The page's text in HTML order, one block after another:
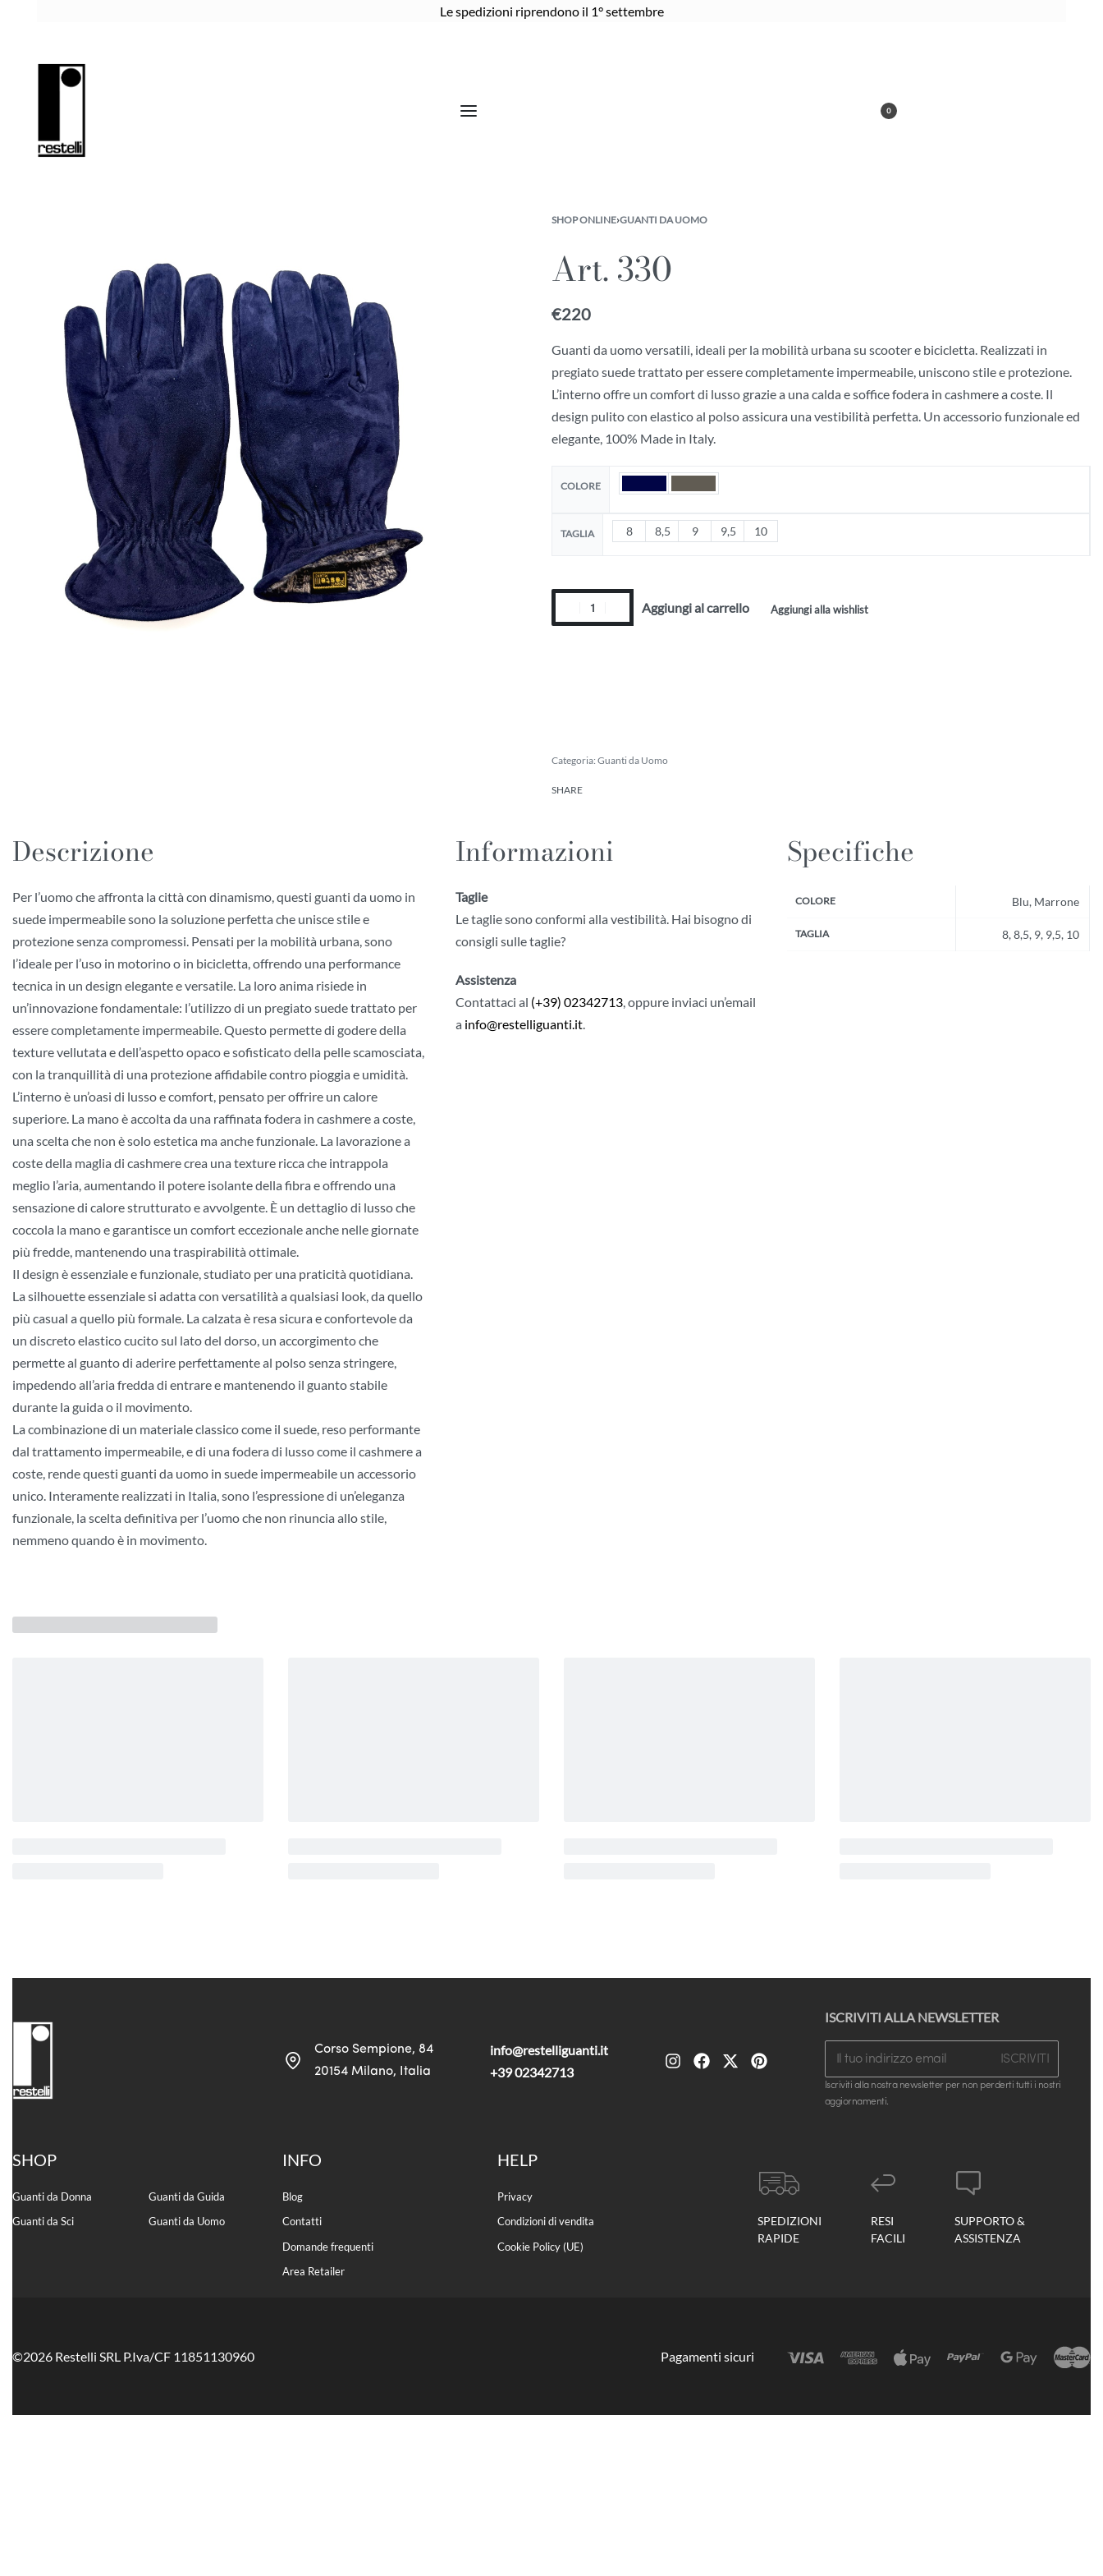
Le spedizioni riprendono il 1° settembre
0
SHOP ONLINE›GUANTI DA UOMO
Art. 330
€220
Guanti da uomo versatili, ideali per la mobilità urbana su scooter e bicicletta. Realizzati in
pregiato suede trattato per essere completamente impermeabile, uniscono stile e protezione.
L’interno offre un comfort di lusso grazie a una calda e soffice fodera in cashmere a coste. Il
design pulito con elastico al polso assicura una vestibilità perfetta. Un accessorio funzionale ed
elegante, 100% Made in Italy.
COLORE
TAGLIA 8 8,5 9 9,5 10
Aggiungi al carrello Aggiungi alla wishlist
Categoria: Guanti da Uomo
SHARE
Descrizione
Per l’uomo che affronta la città con dinamismo, questi guanti da uomo in
suede impermeabile sono la soluzione perfetta che unisce stile e
protezione senza compromessi. Pensati per la mobilità urbana, sono
l’ideale per l’uso in motorino o in bicicletta, offrendo una performance
tecnica in un design elegante e versatile. La loro anima risiede in
un’innovazione fondamentale: l’utilizzo di un pregiato suede trattato per
essere completamente impermeabile. Questo permette di godere della
texture vellutata e dell’aspetto opaco e sofisticato della pelle scamosciata,
con la tranquillità di una protezione affidabile contro pioggia e umidità.
L’interno è un’oasi di lusso e comfort, pensato per offrire un calore
superiore. La mano è accolta da una raffinata fodera in cashmere a coste,
una scelta che non è solo estetica ma anche funzionale. La lavorazione a
coste della maglia di cashmere crea una texture ricca che intrappola
meglio l’aria, aumentando il potere isolante della fibra e offrendo una
sensazione di calore strutturato e avvolgente. È un dettaglio di lusso che
coccola la mano e garantisce un comfort eccezionale anche nelle giornate
più fredde, mantenendo una traspirabilità ottimale.
Il design è essenziale e funzionale, studiato per una praticità quotidiana.
La silhouette essenziale si adatta con versatilità a qualsiasi look, da quello
più casual a quello più formale. La calzata è resa sicura e confortevole da
un discreto elastico cucito sul lato del dorso, un accorgimento che
permette al guanto di aderire perfettamente al polso senza stringere,
impedendo all’aria fredda di entrare e mantenendo il guanto stabile
durante la guida o il movimento.
La combinazione di un materiale classico come il suede, reso performante
dal trattamento impermeabile, e di una fodera di lusso come il cashmere a
coste, rende questi guanti da uomo in suede impermeabile un accessorio
unico. Interamente realizzati in Italia, sono l’espressione di un’eleganza
funzionale, la scelta definitiva per l’uomo che non rinuncia allo stile,
nemmeno quando è in movimento.
Informazioni
Taglie
Le taglie sono conformi alla vestibilità. Hai bisogno di
consigli sulle taglie?
Assistenza
Contattaci al (+39) 02342713, oppure inviaci un’email
a info@restelliguanti.it.
Specifiche
COLORE Blu, Marrone
TAGLIA 8, 8,5, 9, 9,5, 10
Corso Sempione, 84
20154 Milano, Italia
info@restelliguanti.it
+39 02342713
ISCRIVITI ALLA NEWSLETTER
ISCRIVITI
Iscriviti alla nostra newsletter per non perderti tutti i nostri
aggiornamenti.
SHOP
Guanti da Donna
Guanti da Guida
Guanti da Sci
Guanti da Uomo
INFO
Blog
Contatti
Domande frequenti
Area Retailer
HELP
Privacy
Condizioni di vendita
Cookie Policy (UE)
SPEDIZIONI
RAPIDE
RESI
FACILI
SUPPORTO &
ASSISTENZA
©2026 Restelli SRL P.Iva/CF 11851130960 Pagamenti sicuri